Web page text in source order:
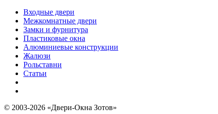
Входные двери
Межкомнатные двери
Замки и фурнитура
Пластиковые окна
Алюминиевые конструкции
Жалюзи
Рольставни
Статьи
© 2003-2026 «Двери-Окна Зотов»